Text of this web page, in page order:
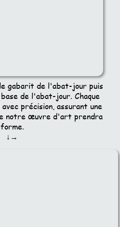
gabarit de l'abat-jour puis
de l'abat-jour. Chaque
précision, assurant une
notre œuvre d'art prendra
forme.
↓→